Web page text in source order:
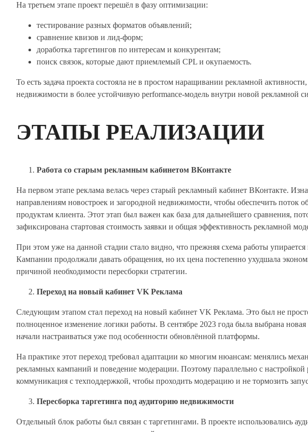
На третьем этапе проект перешёл в фазу оптимизации:
тестирование разных форматов объявлений;
сравнение квизов и лид-форм;
доработка таргетингов по интересам и конкурентам;
поиск связок, которые дают приемлемый CPL и окупаемость.
То есть задача проекта состояла не в простом наращивании рекламной
недвижимости в более устойчивую performance-модель внутри новой рекламной
ЭТАПЫ РЕАЛИЗАЦИИ
Работа со старым рекламным кабинетом ВКонтакте
На первом этапе реклама велась через старый рекламный кабинет ВКонтакте.
направлениям новостроек и загородной недвижимости, чтобы обеспечить поток
продуктам клиента. Этот этап был важен как база для дальнейшего сравнения,
зафиксирована стартовая стоимость заявки и общая эффективность рекламной
При этом уже на данной стадии стало видно, что прежняя схема работы
Кампании продолжали давать обращения, но их цена постепенно ухудшала
причиной необходимости пересборки стратегии.
Переход на новый кабинет VK Реклама
Следующим этапом стал переход на новый кабинет VK Реклама. Это был не
полноценное изменение логики работы. В сентябре 2023 года была выбрана
начали настраиваться уже под особенности обновлённой платформы.
На практике этот переход требовал адаптации ко многим нюансам: менялись
рекламных кампаний и поведение модерации. Поэтому параллельно с настройкой
коммуникация с техподдержкой, чтобы проходить модерацию и не тормозить
Пересборка таргетинга под аудиторию недвижимости
Отдельный блок работы был связан с таргетингами. В проекте использовались